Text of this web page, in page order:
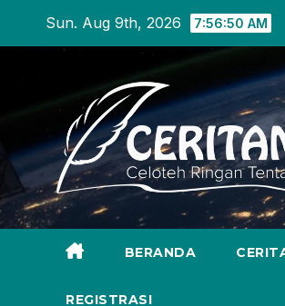
Sun. Aug 9th, 2026 7:56:52 AM
BERANDA
REGISTRASI